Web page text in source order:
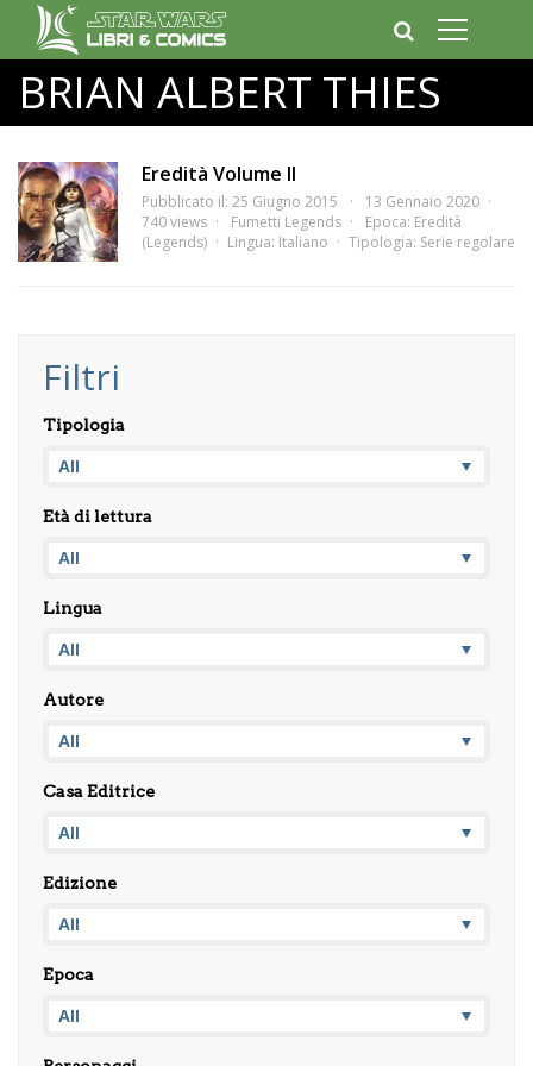
BRIAN ALBERT THIES
Eredità Volume II
Pubblicato il: 25 Giugno 2015
13 Gennaio 2020
740 views
Fumetti Legends Epoca: Eredità
(Legends)
Lingua: Italiano Tipologia: Serie regolare
Filtri
Tipologia
Età di lettura
Lingua
Autore
Casa Editrice
Edizione
Epoca